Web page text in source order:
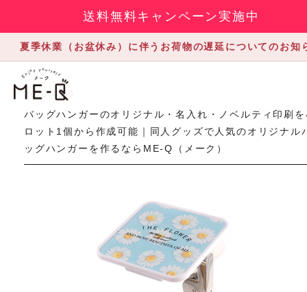
送料無料キャンペーン実施中
夏季休業（お盆休み）に伴うお荷物の遅延についてのお知
2020.4.30
バッグハンガーのオリジナル・名入れ・ノベルティ印刷
ロット1個から作成可能｜同人グッズで人気のオリジナル
ッグハンガーを作るならME-Q（メーク）